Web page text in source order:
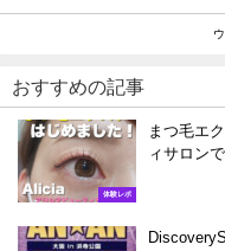
おすすめの記事
体験レポ
まつ毛エ
ィサロン